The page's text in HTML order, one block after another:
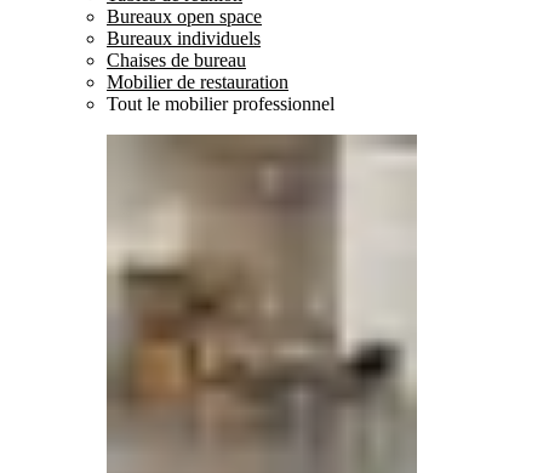
Bureaux open space
Bureaux individuels
Chaises de bureau
Mobilier de restauration
Tout le mobilier professionnel